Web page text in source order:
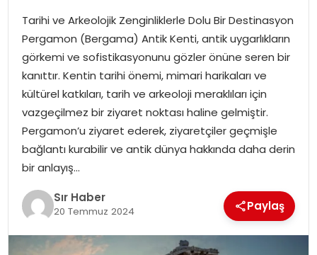
EKONOMI
SIYASET
EĞITIM
YAŞAM
Tarihi ve Arkeolojik Zenginliklerle Dolu Bir Destinasyon
Pergamon (Bergama) Antik Kenti, antik uygarlıkların
görkemi ve sofistikasyonunu gözler önüne seren bir
kanıttır. Kentin tarihi önemi, mimari harikaları ve
kültürel katkıları, tarih ve arkeoloji meraklıları için
vazgeçilmez bir ziyaret noktası haline gelmiştir.
Pergamon’u ziyaret ederek, ziyaretçiler geçmişle
bağlantı kurabilir ve antik dünya hakkında daha derin
bir anlayış…
Sır Haber
20 Temmuz 2024 Paylaş